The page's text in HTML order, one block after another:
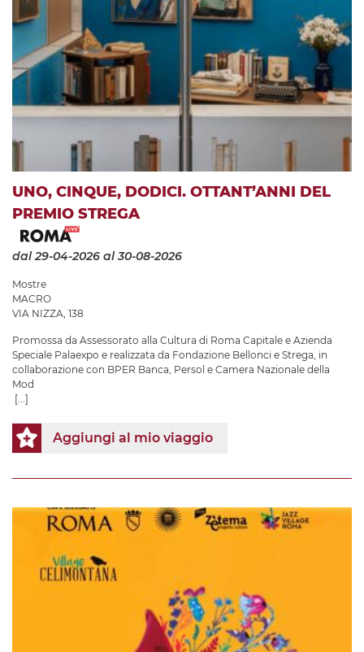
UNO, CINQUE, DODICI. OTTANT’ANNI DEL
PREMIO STREGA
dal 29-04-2026 al 30-08-2026
Mostre
MACRO
VIA NIZZA, 138
Promossa da Assessorato alla Cultura di Roma Capitale e Azienda
Speciale Palaexpo e realizzata da Fondazione Bellonci e Strega, in
collaborazione con BPER Banca, Persol e Camera Nazionale della
Mod
[...]
Aggiungi al mio viaggio